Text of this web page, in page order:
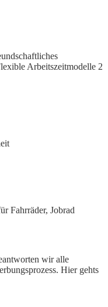
Arbeitszeitmodelle 2
Fahrräder, Jobrad
wir alle
Hier gehts